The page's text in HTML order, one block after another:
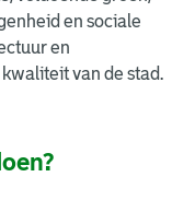
en sociale
en
van de stad.